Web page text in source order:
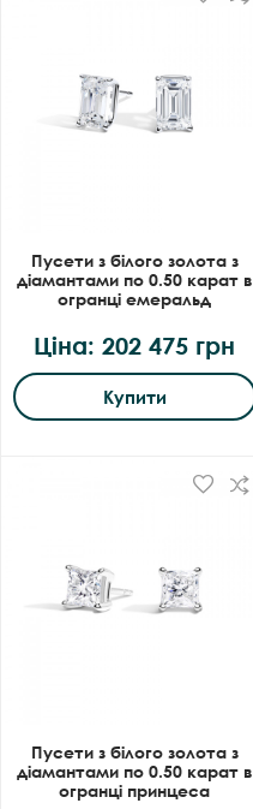
Пусети з білого золота з
діамантами по 0.50 карат в
огранці емеральд
Ціна: 202 475 грн
Купити
Пусети з білого золота з
діамантами по 0.50 карат в
огранці принцеса